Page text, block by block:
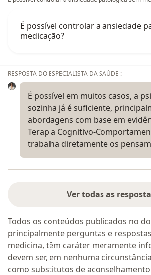
É possível controlar a ansiedade
medicação?
RESPOSTA DO ESPECIALISTA DA SAÚDE :
É possível em muitos casos, a
sozinha já é suficiente,
abordagens com base em
Terapia Cognitivo-
trabalha diretamente os
Ver todas as
Todos os conteúdos publicados no
principalmente perguntas e
medicina, têm caráter meramente
devem ser, em nenhuma
como substitutos de